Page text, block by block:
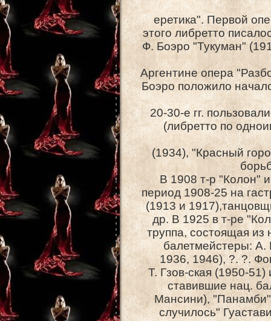
еретика". Первой
этого либретто
Ф. Боэро "Тукуман"
Аргентине опера
Боэро положило
20-30-е гг.
(либретто по
(1934), "Красный
В 1908 т-р "Колон"
период 1908-25 на
(1913 и
др. В 1925 в т-ре
труппа, состоящая
балетмейстеры: А.
1936, 1946), ?. ?.
Т. Гзов-ская (1950-
ставившие нац.
Мансини),
случилось"